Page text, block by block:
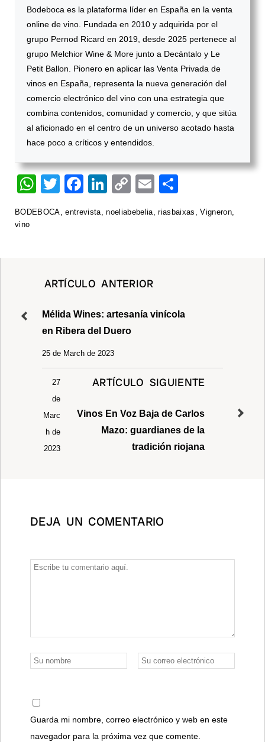
Bodeboca es la plataforma líder en España en la venta
online de vino. Fundada en 2010 y adquirida por el
grupo Pernod Ricard en 2019, desde 2025 pertenece al
grupo Melchior Wine & More junto a Decántalo y Le
Petit Ballon. Pionero en aplicar las Venta Privada de
vinos en España, representa la nueva generación del
comercio electrónico del vino con una estrategia que
combina contenidos, comunidad y comercio, y que sitúa
al aficionado en el centro de un universo acotado hasta
hace poco a críticos y entendidos.
W
at
p
T
tt
F
c
o
k
Li
k
n
C
p
n
E
ail ar
BODEBOCA ,entrevista ,noeliabebelia ,riasbaixas ,Vigneron,
vino
ARTÍCULO ANTERIOR
Mélida Wines: artesanía vinícola
en Ribera del Duero
25 de March de 2023
ARTÍCULO SIGUIENTE
Vinos En Voz Baja de Carlos
Mazo: guardianes de la
tradición riojana
27
de
Marc
h de
2023
DEJA UN COMENTARIO
Guarda mi nombre, correo electrónico y web en este
navegador para la próxima vez que comente.